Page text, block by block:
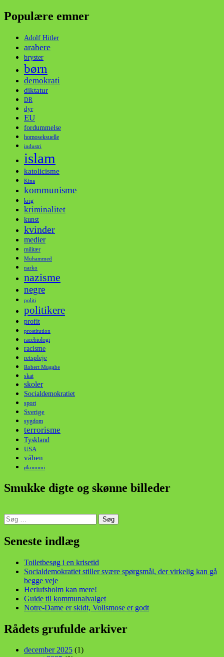
Populære emner
Adolf Hitler
arabere
bryster
børn
demokrati
diktatur
DR
dyr
EU
fordummelse
homoseksuelle
industri
islam
katolicisme
Kina
kommunisme
krig
kriminalitet
kunst
kvinder
medier
militær
Muhammed
narko
nazisme
negre
politi
politikere
profit
prostitution
racebiologi
racisme
retspleje
Robert Mugabe
skat
skoler
Socialdemokratiet
sport
Sverige
sygdom
terrorisme
Tyskland
USA
våben
økonomi
Smukke digte og skønne billeder
Søg
efter:
Seneste indlæg
Toiletbesøg i en krisetid
Socialdemokratiet stiller svære spørgsmål, der virkelig kan gå
begge veje
Herlufsholm kan mere!
Guide til kommunalvalget
Notre-Dame er skidt, Vollsmose er godt
Rådets grufulde arkiver
december 2025 (1)